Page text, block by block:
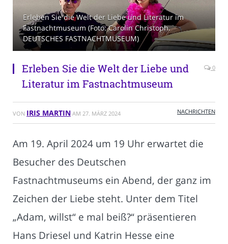
Erleben Sie die Welt der Liebe und Literatur im
Fastnachtmuseum (Foto: Carolin Christoph.
DEUTSCHES FASTNACHTMUSEUM)
Erleben Sie die Welt der Liebe und
Literatur im Fastnachtmuseum
0
VON IRIS MARTIN AM 27. MÄRZ 2024 NACHRICHTEN
Am 19. April 2024 um 19 Uhr erwartet die
Besucher des Deutschen
Fastnachtmuseums ein Abend, der ganz im
Zeichen der Liebe steht. Unter dem Titel
„Adam, willst“ e mal beiß?“ präsentieren
Hans Driesel und Katrin Hesse eine